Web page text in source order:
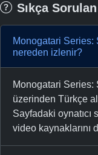
Sıkça
Monogatari
nereden izlenir?
Monogatari Series:
üzerinden Türkçe
Sayfadaki
video kaynaklarını